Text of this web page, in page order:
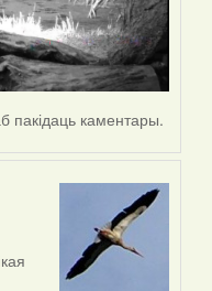
пакідаць каментары.